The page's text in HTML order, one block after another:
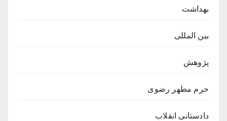
بهداشت
بین المللی
پژوهش
حرم مطهر رضوی
دادستانی انقلاب